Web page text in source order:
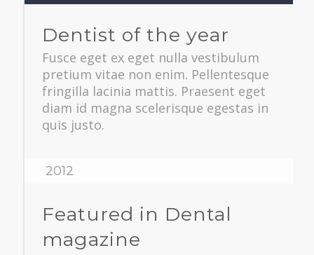
Dentist of the year
Fusce eget ex eget nulla vestibulum
pretium vitae non enim. Pellentesque
fringilla lacinia mattis. Praesent eget
diam id magna scelerisque egestas in
quis justo.
2012
Featured in Dental
magazine